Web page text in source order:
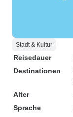
Stadt & Kultur
Reisedauer
Destinationen
Alter
Sprache